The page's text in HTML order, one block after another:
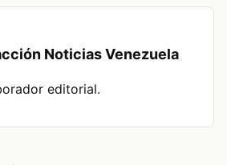
Noticias Venezuela
editorial.